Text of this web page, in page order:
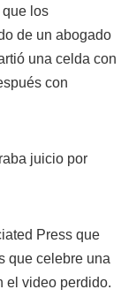
que los
de un abogado
una celda con
con
juicio por
Press que
que celebre una
el video perdido.